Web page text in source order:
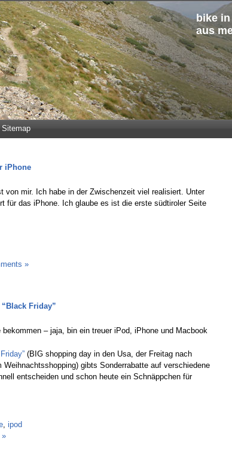
bike in
aus
Sitemap
iPhone
von mir. Ich habe in der Zwischenzeit viel realisiert. Unter
für das iPhone. Ich glaube es ist die erste südtiroler Seite
»
Friday”
bekommen – jaja, bin ein treuer iPod, iPhone und Macbook
(BIG shopping day in den Usa, der Freitag nach
gibts Sonderrabatte auf verschiedene
entscheiden und schon heute ein Schnäppchen für
, ipod
»